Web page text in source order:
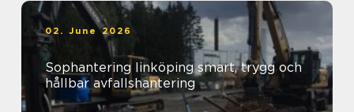
02. June 2026
Sophantering linköping smart, trygg och
hållbar avfallshantering